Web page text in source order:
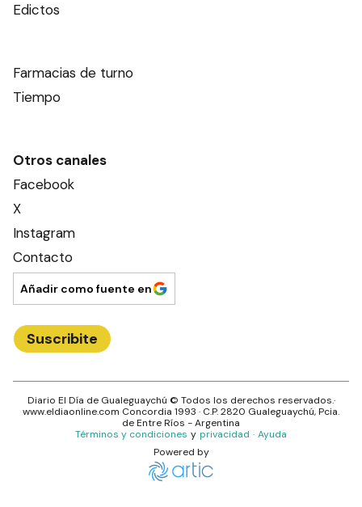
Edictos
Farmacias de turno
Tiempo
Otros canales
Facebook
X
Instagram
Contacto
Añadir como fuente en
Suscribite
Diario El Día de Gualeguaychú © Todos los derechos reservados.·
www.eldiaonline.com Concordia 1993 · C.P.2820 Gualeguaychú, Pcia.
deEntre Ríos - Argentina
Términos y condiciones y privacidad · Ayuda
Powered by